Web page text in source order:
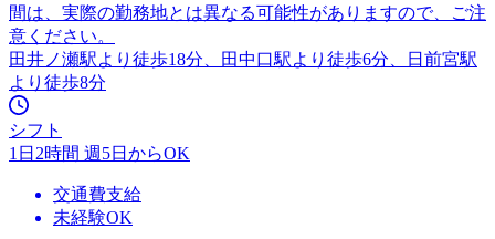
間は、実際の勤務地とは異なる可能性がありますので、ご注
意ください。
田井ノ瀬駅より徒歩18分、田中口駅より徒歩6分、日前宮駅
より徒歩8分
シフト
1日2時間 週5日からOK
交通費支給
未経験OK